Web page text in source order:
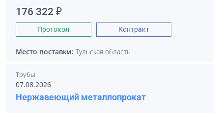
176 322 ₽
Протокол Контракт
Место поставки: Тульская область
Трубы
07.08.2026
Нержавеющий металлопрокат